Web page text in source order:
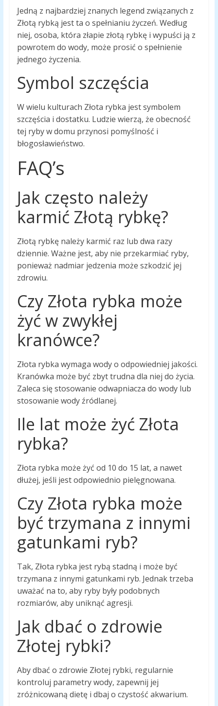
Jedną z najbardziej znanych legend związanych z
Złotą rybką jest ta o spełnianiu życzeń. Według
niej, osoba, która złapie złotą rybkę i wypuści ją z
powrotem do wody, może prosić o spełnienie
jednego życzenia.
Symbol szczęścia
W wielu kulturach Złota rybka jest symbolem
szczęścia i dostatku. Ludzie wierzą, że obecność
tej ryby w domu przynosi pomyślność i
błogosławieństwo.
FAQ’s
Jak często należy
karmić Złotą rybkę?
Złotą rybkę należy karmić raz lub dwa razy
dziennie. Ważne jest, aby nie przekarmiać ryby,
ponieważ nadmiar jedzenia może szkodzić jej
zdrowiu.
Czy Złota rybka może
żyć w zwykłej
kranówce?
Złota rybka wymaga wody o odpowiedniej jakości.
Kranówka może być zbyt trudna dla niej do życia.
Zaleca się stosowanie odwapniacza do wody lub
stosowanie wody źródlanej.
Ile lat może żyć Złota
rybka?
Złota rybka może żyć od 10 do 15 lat, a nawet
dłużej, jeśli jest odpowiednio pielęgnowana.
Czy Złota rybka może
być trzymana z innymi
gatunkami ryb?
Tak, Złota rybka jest rybą stadną i może być
trzymana z innymi gatunkami ryb. Jednak trzeba
uważać na to, aby ryby były podobnych
rozmiarów, aby uniknąć agresji.
Jak dbać o zdrowie
Złotej rybki?
Aby dbać o zdrowie Złotej rybki, regularnie
kontroluj parametry wody, zapewnij jej
zróżnicowaną dietę i dbaj o czystość akwarium.